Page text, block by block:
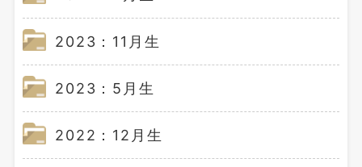
2023：11月生
2023：5月生
2022：12月生